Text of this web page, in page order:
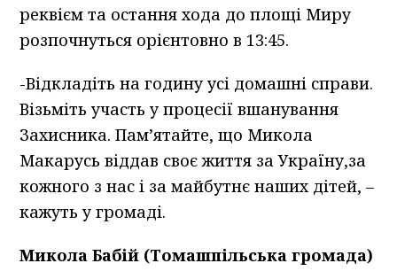
реквієм та остання хода до площі Миру
розпочнуться орієнтовно в 13:45.
-Відкладіть на годину усі домашні справи.
Візьміть участь у процесії вшанування
Захисника. Пам’ятайте, що Микола
Макарусь віддав своє життя за Україну,за
кожного з нас і за майбутнє наших дітей, –
кажуть у громаді.
Микола Бабій (Томашпільська громада)